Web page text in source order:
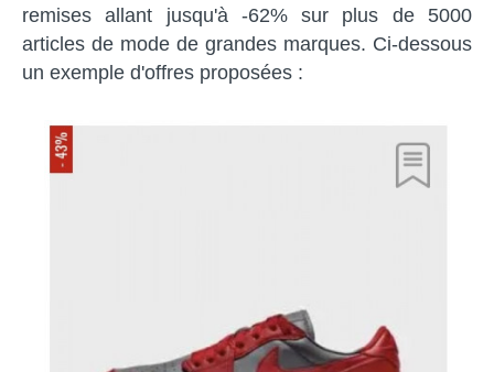
remises allant jusqu'à -62% sur plus de 5000
articles de mode de grandes marques. Ci-dessous
un exemple d'offres proposées :